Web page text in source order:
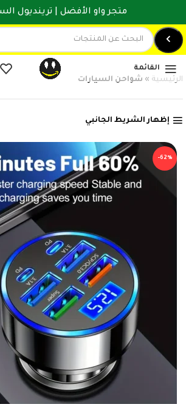
القائمة
الرئيسية » شواحن السيارات
إظهار الشريط الجانبي
-62%
متجر واو الأفضل | ترينديول